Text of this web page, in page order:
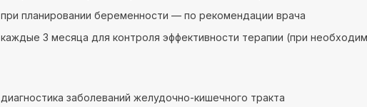
при планировании беременности — по рекомендации врача
каждые 3 месяца для контроля эффективности терапии (при
диагностика заболеваний желудочно-кишечного тракта